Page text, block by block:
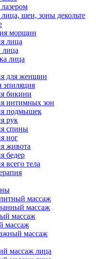
шеи, зоны декольте
морщин
лица
лица
лица
для женщин
эпиляция
бикини
интимных зон
подмышек
рук
спины
ног
живота
бедер
всего тела
массаж
массаж
массаж
массаж
массаж
массаж лица